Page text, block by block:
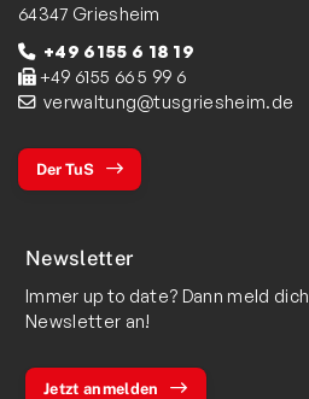
64347 Griesheim
+49 6155 6 18 19
+49 6155 66 5 99 6
verwaltung@tusgriesheim.de
Der TuS
Newsletter
Immer up to date? Dann meld
Newsletter an!
Jetzt anmelden